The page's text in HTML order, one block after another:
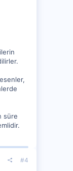
süre
#4